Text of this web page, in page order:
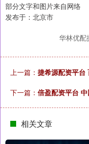
部分文字和图片来自网络
发布于：北京市
华林优配
上一篇： 捷希源配资平台
下一篇： 倍盈配资平台
相关文章